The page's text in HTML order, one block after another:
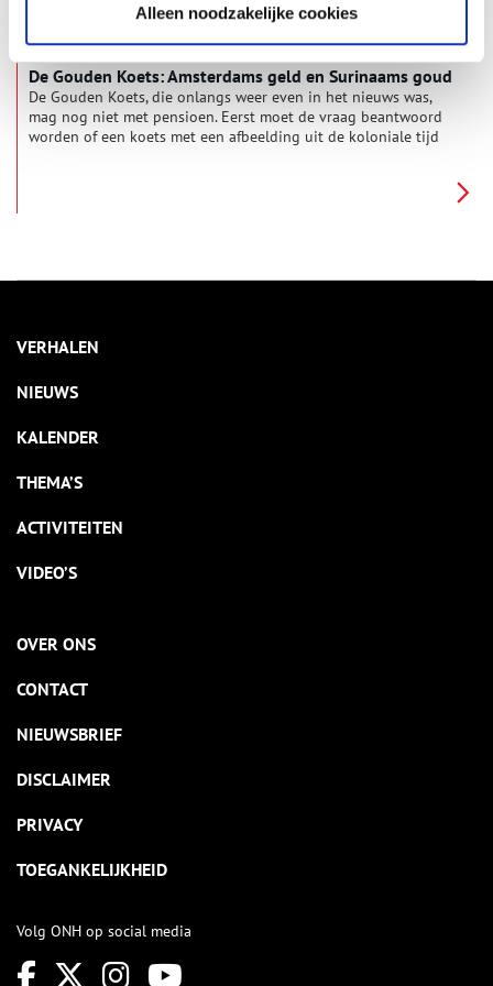
Alleen noodzakelijke cookies
De Gouden Koets: Amsterdams geld en Surinaams goud
De Gouden Koets, die onlangs weer even in het nieuws was,
mag nog niet met pensioen. Eerst moet de vraag beantwoord
worden of een koets met een afbeelding uit de koloniale tijd
VERHALEN
NIEUWS
KALENDER
THEMA’S
ACTIVITEITEN
VIDEO’S
OVER ONS
CONTACT
NIEUWSBRIEF
DISCLAIMER
PRIVACY
TOEGANKELIJKHEID
Volg ONH op social media